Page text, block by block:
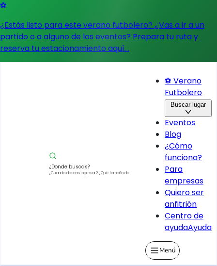
⚽
¿Estás listo para este verano futbolero? ¿Vas a ir a un
partido o a alguno de los eventos? Prepara tu ruta y
reserva tu estacionamiento aquí. .
¿Donde buscas?
¿Cuando deseas ingresar?¿Qué tamaño de
⚽ Verano
Futbolero
Buscar lugar
Eventos
Blog
¿Cómo
funciona?
Para
empresas
Quiero ser
anfitrión
Centro de
ayudaAyuda
Menú